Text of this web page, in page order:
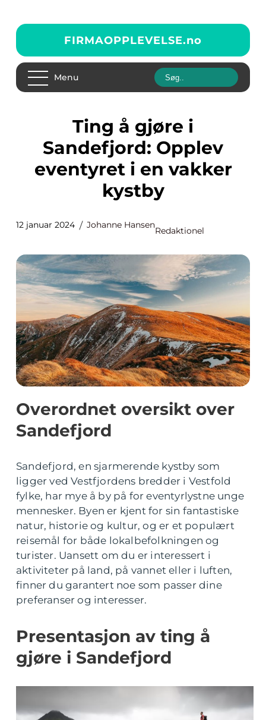
FIRMAOPPLEVELSE.no
Menu
Ting å gjøre i
Sandefjord: Opplev
eventyret i en vakker
kystby
12 januar 2024 Johanne Hansen
Redaktionel
Overordnet oversikt over
Sandefjord
Sandefjord, en sjarmerende kystby som
ligger ved Vestfjordens bredder i Vestfold
fylke, har mye å by på for eventyrlystne unge
mennesker. Byen er kjent for sin fantastiske
natur, historie og kultur, og er et populært
reisemål for både lokalbefolkningen og
turister. Uansett om du er interessert i
aktiviteter på land, på vannet eller i luften,
finner du garantert noe som passer dine
preferanser og interesser.
Presentasjon av ting å
gjøre i Sandefjord